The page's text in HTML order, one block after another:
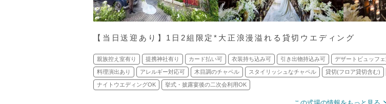
【当日送迎あり】1日2組限定*大正浪漫溢れる貸切ウエディング
親族控え室有り 提携神社有り カード払い可 衣装持ち込み可 引き出物持込み可 デザートビュッフ
料理演出あり アレルギー対応可 木目調のチャペル スタイリッシュなチャペル 貸切(フロア貸切含む)
ナイトウエディングOK 挙式・披露宴後の二次会利用OK